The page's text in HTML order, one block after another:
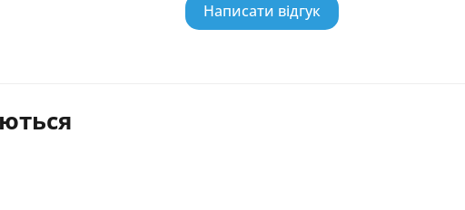
Написати відгук